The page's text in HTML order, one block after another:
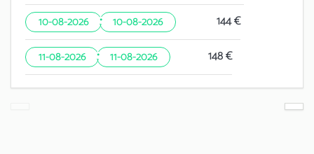
10-08-2026 · 10-08-2026 144 €
11-08-2026 · 11-08-2026 148 €